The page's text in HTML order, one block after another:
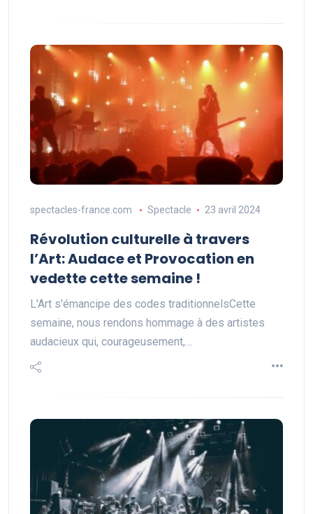
spectacles-france.com Spectacle 23 avril 2024
Révolution culturelle à travers
l’Art: Audace et Provocation en
vedette cette semaine !
L'Art s'émancipe des codes traditionnelsCette
semaine, nous rendons hommage à des artistes
audacieux qui, courageusement,…